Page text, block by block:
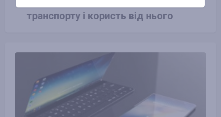
транспорту і користь від нього